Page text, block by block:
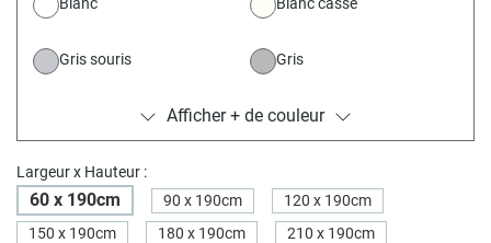
Gris souris Gris
Gris rose
Sable
Bleu marine Bleu foncé
Afficher + de couleur
Largeur x Hauteur :
60 x 190cm 90 x 190cm
120 x 190cm
150 x 190cm
180 x 190cm 210 x 190cm